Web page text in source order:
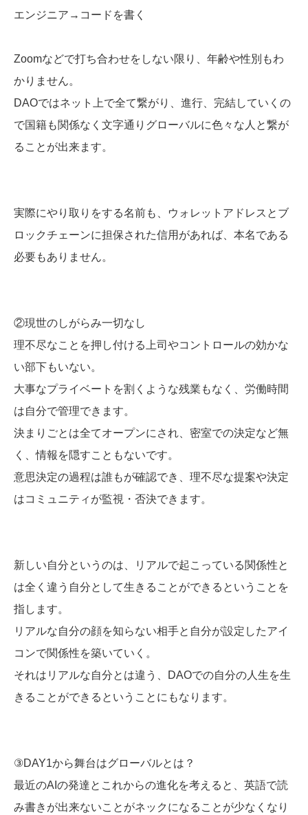
エンジニア→コードを書く
Zoomなどで打ち合わせをしない限り、年齢や性別もわ
かりません。
DAOではネット上で全て繋がり、進行、完結していくの
で国籍も関係なく文字通りグローバルに色々な人と繋が
ることが出来ます。
実際にやり取りをする名前も、ウォレットアドレスとブ
ロックチェーンに担保された信用があれば、本名である
必要もありません。
②現世のしがらみ一切なし
理不尽なことを押し付ける上司やコントロールの効かな
い部下もいない。
大事なプライベートを割くような残業もなく、労働時間
は自分で管理できます。
決まりごとは全てオープンにされ、密室での決定など無
く、情報を隠すこともないです。
意思決定の過程は誰もが確認でき、理不尽な提案や決定
はコミュニティが監視・否決できます。
新しい自分というのは、リアルで起こっている関係性と
は全く違う自分として生きることができるということを
指します。
リアルな自分の顔を知らない相手と自分が設定したアイ
コンで関係性を築いていく。
それはリアルな自分とは違う、DAOでの自分の人生を生
きることができるということにもなります。
③DAY1から舞台はグローバルとは？
最近のAIの発達とこれからの進化を考えると、英語で読
み書きが出来ないことがネックになることが少なくなり